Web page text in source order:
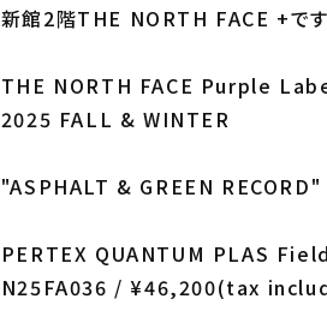
新館2階THE NORTH FACE +です
THE NORTH FACE Purple
2025 FALL & WINTER
"ASPHALT & GREEN RECORD"
PERTEX QUANTUM PLAS
N25FA036 / ¥46,200(tax